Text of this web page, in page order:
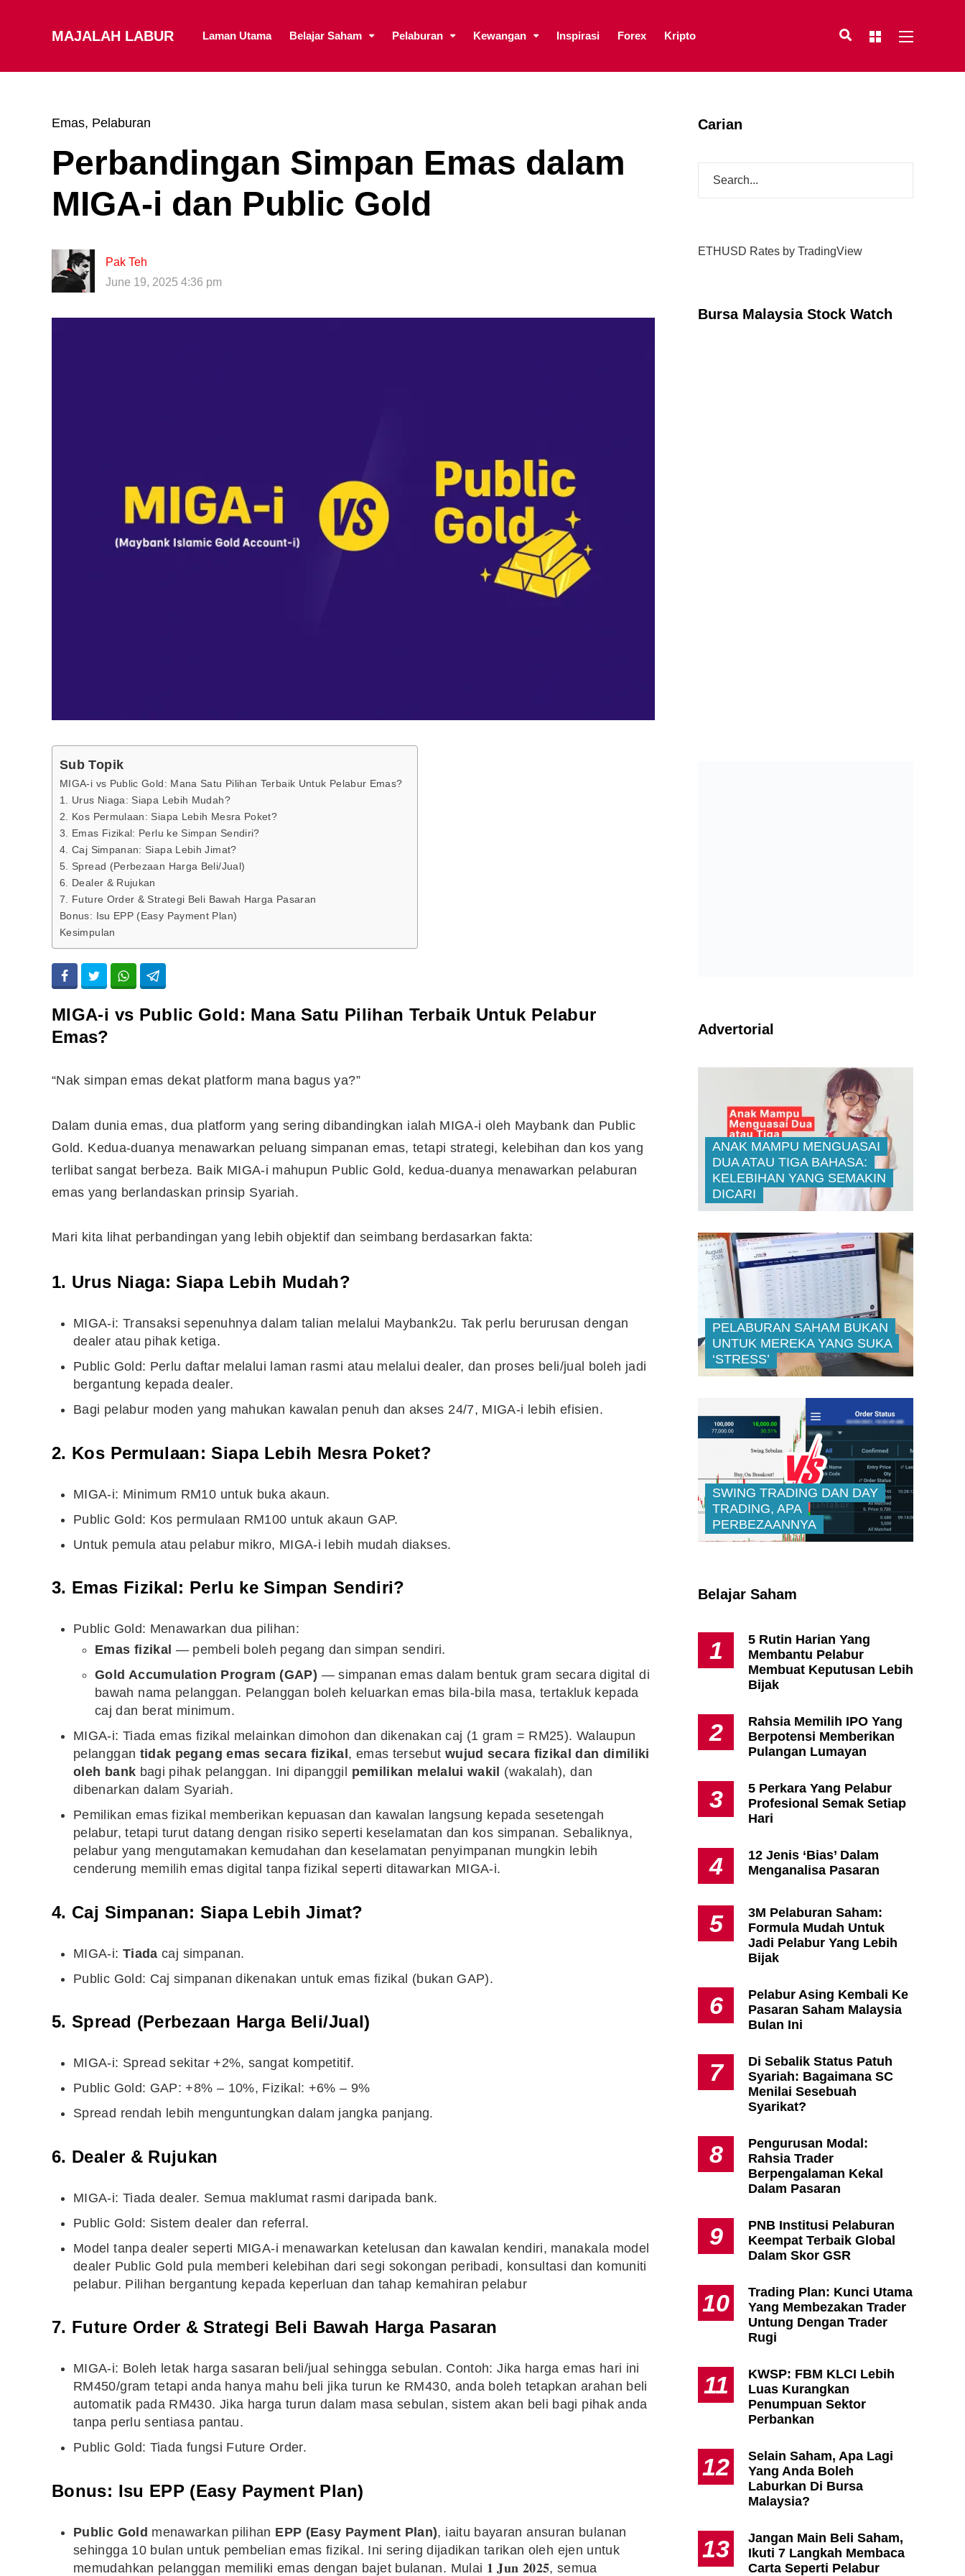
MAJALAH LABUR Laman Utama Belajar Saham Pelaburan Kewangan Inspirasi Forex Kripto
Emas, Pelaburan
Perbandingan Simpan Emas dalam
MIGA-i dan Public Gold
Pak Teh
June 19, 2025 4:36 pm
Sub Topik
MIGA-i vs Public Gold: Mana Satu Pilihan Terbaik Untuk Pelabur Emas?
1. Urus Niaga: Siapa Lebih Mudah?
2. Kos Permulaan: Siapa Lebih Mesra Poket?
3. Emas Fizikal: Perlu ke Simpan Sendiri?
4. Caj Simpanan: Siapa Lebih Jimat?
5. Spread (Perbezaan Harga Beli/Jual)
6. Dealer & Rujukan
7. Future Order & Strategi Beli Bawah Harga Pasaran
Bonus: Isu EPP (Easy Payment Plan)
Kesimpulan
MIGA-i vs Public Gold: Mana Satu Pilihan Terbaik Untuk Pelabur
Emas?
“Nak simpan emas dekat platform mana bagus ya?”
Dalam dunia emas, dua platform yang sering dibandingkan ialah MIGA-i oleh Maybank dan Public
Gold. Kedua-duanya menawarkan peluang simpanan emas, tetapi strategi, kelebihan dan kos yang
terlibat sangat berbeza. Baik MIGA-i mahupun Public Gold, kedua-duanya menawarkan pelaburan
emas yang berlandaskan prinsip Syariah.
Mari kita lihat perbandingan yang lebih objektif dan seimbang berdasarkan fakta:
1. Urus Niaga: Siapa Lebih Mudah?
MIGA-i: Transaksi sepenuhnya dalam talian melalui Maybank2u. Tak perlu berurusan dengan
dealer atau pihak ketiga.
Public Gold: Perlu daftar melalui laman rasmi atau melalui dealer, dan proses beli/jual boleh jadi
bergantung kepada dealer.
Bagi pelabur moden yang mahukan kawalan penuh dan akses 24/7, MIGA-i lebih efisien.
2. Kos Permulaan: Siapa Lebih Mesra Poket?
MIGA-i: Minimum RM10 untuk buka akaun.
Public Gold: Kos permulaan RM100 untuk akaun GAP.
Untuk pemula atau pelabur mikro, MIGA-i lebih mudah diakses.
3. Emas Fizikal: Perlu ke Simpan Sendiri?
Public Gold: Menawarkan dua pilihan:
Emas fizikal — pembeli boleh pegang dan simpan sendiri.
Gold Accumulation Program (GAP) — simpanan emas dalam bentuk gram secara digital di
bawah nama pelanggan. Pelanggan boleh keluarkan emas bila-bila masa, tertakluk kepada
caj dan berat minimum.
MIGA-i: Tiada emas fizikal melainkan dimohon dan dikenakan caj (1 gram = RM25). Walaupun
pelanggan tidak pegang emas secara fizikal , emas tersebut wujud secara fizikal dan dimiliki
oleh bank bagi pihak pelanggan. Ini dipanggil pemilikan melalui wakil
(wakalah), dan
dibenarkan dalam Syariah.
Pemilikan emas fizikal memberikan kepuasan dan kawalan langsung kepada sesetengah
pelabur, tetapi turut datang dengan risiko seperti keselamatan dan kos simpanan. Sebaliknya,
pelabur yang mengutamakan kemudahan dan keselamatan penyimpanan mungkin lebih
cenderung memilih emas digital tanpa fizikal seperti ditawarkan MIGA-i.
4. Caj Simpanan: Siapa Lebih Jimat?
MIGA-i: Tiadacaj simpanan.
Public Gold: Caj simpanan dikenakan untuk emas fizikal (bukan GAP).
5. Spread (Perbezaan Harga Beli/Jual)
MIGA-i: Spread sekitar +2%, sangat kompetitif.
Public Gold: GAP: +8% – 10%, Fizikal: +6% – 9%
Spread rendah lebih menguntungkan dalam jangka panjang.
6. Dealer & Rujukan
MIGA-i: Tiada dealer. Semua maklumat rasmi daripada bank.
Public Gold: Sistem dealer dan referral.
Model tanpa dealer seperti MIGA-i menawarkan ketelusan dan kawalan kendiri, manakala model
dealer Public Gold pula memberi kelebihan dari segi sokongan peribadi, konsultasi dan komuniti
pelabur. Pilihan bergantung kepada keperluan dan tahap kemahiran pelabur
7. Future Order & Strategi Beli Bawah Harga Pasaran
MIGA-i: Boleh letak harga sasaran beli/jual sehingga sebulan. Contoh: Jika harga emas hari ini
RM450/gram tetapi anda hanya mahu beli jika turun ke RM430, anda boleh tetapkan arahan beli
automatik pada RM430. Jika harga turun dalam masa sebulan, sistem akan beli bagi pihak anda
tanpa perlu sentiasa pantau.
Public Gold: Tiada fungsi Future Order.
Bonus: Isu EPP (Easy Payment Plan)
Public Gold menawarkan pilihan EPP (Easy Payment Plan), iaitu bayaran ansuran bulanan
sehingga 10 bulan untuk pembelian emas fizikal. Ini sering dijadikan tarikan oleh ejen untuk
memudahkan pelanggan memiliki emas dengan bajet bulanan. Mulai 𝟏 𝐉𝐮𝐧 𝟐𝟎𝟐𝟓, semua
Carian
ETHUSD Rates by TradingView
Bursa Malaysia Stock Watch
Advertorial
ANAK MAMPU MENGUASAI
DUA ATAU TIGA BAHASA:
KELEBIHAN YANG SEMAKIN
DICARI
PELABURAN SAHAM BUKAN
UNTUK MEREKA YANG SUKA
‘STRESS’
SWING TRADING DAN DAY
TRADING, APA
PERBEZAANNYA
Belajar Saham
1
5 Rutin Harian Yang
Membantu Pelabur
Membuat Keputusan Lebih
Bijak
2
Rahsia Memilih IPO Yang
Berpotensi Memberikan
Pulangan Lumayan
3
5 Perkara Yang Pelabur
Profesional Semak Setiap
Hari
4
12 Jenis ‘Bias’ Dalam
Menganalisa Pasaran
5
3M Pelaburan Saham:
Formula Mudah Untuk
Jadi Pelabur Yang Lebih
Bijak
6
Pelabur Asing Kembali Ke
Pasaran Saham Malaysia
Bulan Ini
7
Di Sebalik Status Patuh
Syariah: Bagaimana SC
Menilai Sesebuah
Syarikat?
8
Pengurusan Modal:
Rahsia Trader
Berpengalaman Kekal
Dalam Pasaran
9
PNB Institusi Pelaburan
Keempat Terbaik Global
Dalam Skor GSR
10
Trading Plan: Kunci Utama
Yang Membezakan Trader
Untung Dengan Trader
Rugi
11
KWSP: FBM KLCI Lebih
Luas Kurangkan
Penumpuan Sektor
Perbankan
12
Selain Saham, Apa Lagi
Yang Anda Boleh
Laburkan Di Bursa
Malaysia?
13
Jangan Main Beli Saham,
Ikuti 7 Langkah Membaca
Carta Seperti Pelabur
Editor Picks
Perlu Tahu Tentang Pelaburan
Saham di Bursa Malaysia
10 Aplikasi Perlu Ada Dalam
Telefon Seorang Pelabur
Saham
Tertinggi Di Bursa Malaysia
(2018)
Apa Itu Fundamental Analysis
Yang Selalu Sifu Saham Sebut
Tu?